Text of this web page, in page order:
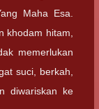
Maha Esa.
khodam hitam,
memerlukan
suci, berkah,
diwariskan ke